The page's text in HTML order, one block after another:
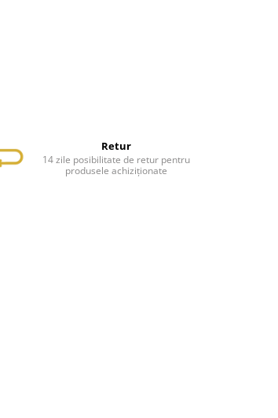
Retur
14 zile posibilitate de retur pentru
produsele achiziționate